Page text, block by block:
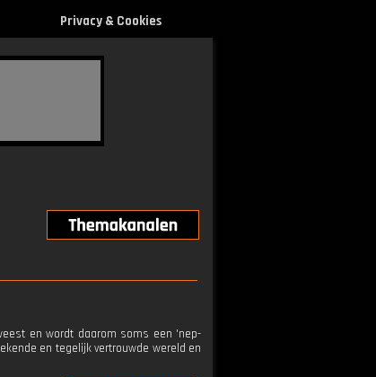
Privacy & Cookies
en wordt daarom soms een 'nep-
en tegelijk vertrouwde wereld en